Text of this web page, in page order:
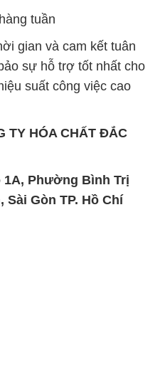
tuần
gian và cam kết tuân
sự hỗ trợ tốt nhất cho
suất công việc cao
TY HÓA CHẤT ĐẮC
1A, Phường Bình Trị
Gòn TP. Hồ Chí